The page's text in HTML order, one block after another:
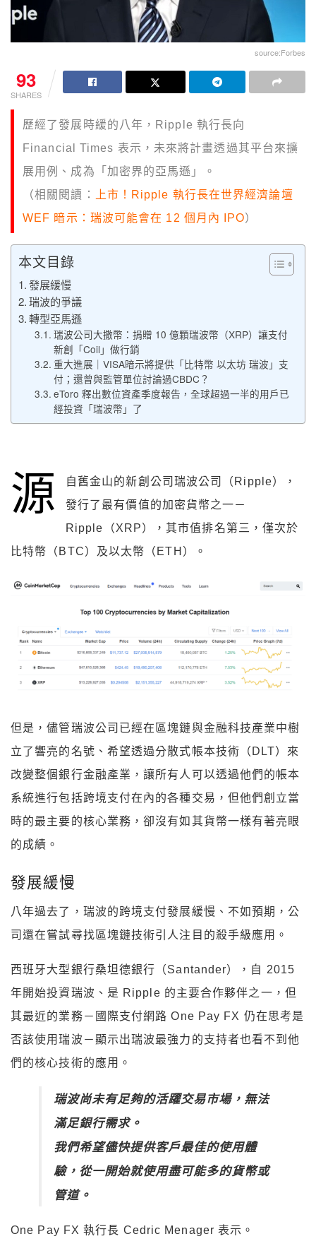
source:Forbes
93
SHARES
歷經了發展時緩的八年，Ripple 執行長向
Financial Times 表示，未來將計畫透過其平台來擴
展用例、成為「加密界的亞馬遜」。
（相關閱讀：
上市！Ripple 執行長在世界經濟論壇
WEF 暗示：瑞波可能會在 12 個月內 IPO）
本文目錄
發展緩慢
瑞波的爭議
轉型亞馬遜
瑞波公司大撒幣：捐贈 10 億顆瑞波幣（XRP）讓支付
新創「Coil」做行銷
重大進展｜VISA暗示將提供「比特幣 以太坊 瑞波」支
付；還曾與監管單位討論過CBDC？
eToro 釋出數位資產季度報告，全球超過一半的用戶已
經投資「瑞波幣」了
源
自舊金山的新創公司瑞波公司（Ripple），
發行了最有價值的加密貨幣之一－
Ripple（XRP），其市值排名第三，僅次於
比特幣（BTC）及以太幣（ETH）。
但是，儘管瑞波公司已經在區塊鏈與金融科技產業中樹
立了響亮的名號、希望透過分散式帳本技術（DLT）來
改變整個銀行金融產業，讓所有人可以透過他們的帳本
系統進行包括跨境支付在內的各種交易，但他們創立當
時的最主要的核心業務，卻沒有如其貨幣一樣有著亮眼
的成績。
發展緩慢
八年過去了，瑞波的跨境支付發展緩慢、不如預期，公
司還在嘗試尋找區塊鏈技術引人注目的殺手級應用。
西班牙大型銀行桑坦德銀行（Santander），自 2015
年開始投資瑞波、是 Ripple 的主要合作夥伴之一，但
其最近的業務－國際支付網路 One Pay FX 仍在思考是
否該使用瑞波－顯示出瑞波最強力的支持者也看不到他
們的核心技術的應用。
瑞波尚未有足夠的活躍交易市場，無法
滿足銀行需求。
我們希望儘快提供客戶最佳的使用體
驗，從一開始就使用盡可能多的貨幣或
管道。
One Pay FX 執行長 Cedric Menager 表示。